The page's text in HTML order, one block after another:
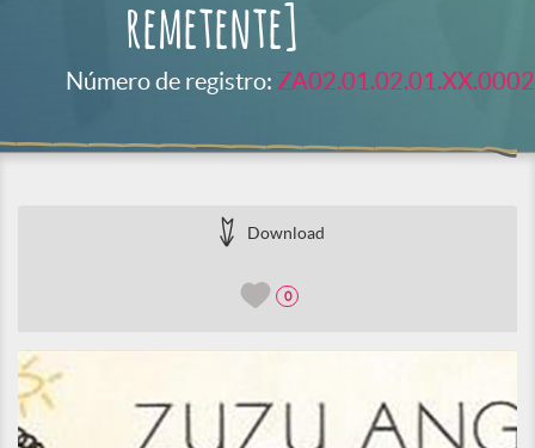
remetente]
Número de registro: ZA02.01.02.01.XX.0002
Download
0